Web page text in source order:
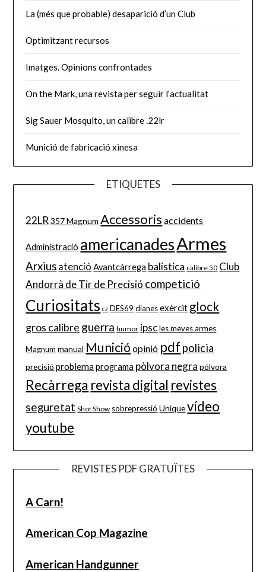
La (més que probable) desaparició d’un Club
Optimitzant recursos
Imatges. Opinions confrontades
On the Mark, una revista per seguir l’actualitat
Sig Sauer Mosquito, un calibre .22lr
Munició de fabricació xinesa
ETIQUETES
22LR 357 Magnum Accessoris accidents
Administració americanadesArmes
Arxius atenció Avantcàrrega balistica calibre 50 Club
Andorrà de Tir de Precisió competició
Curiositats cz DES69 dianes exèrcit glock
gros calibre guerra humor ipsc les meves armes
Magnum manual Munició opinió pdf policia
precisió problema programa pòlvora negra pólvora
Recàrrega revista digital revistes
seguretat Shot Show sobrepressió Unique vídeo
youtube
REVISTES PDF GRATUÏTES
A Carn!
American Cop Magazine
American Handgunner